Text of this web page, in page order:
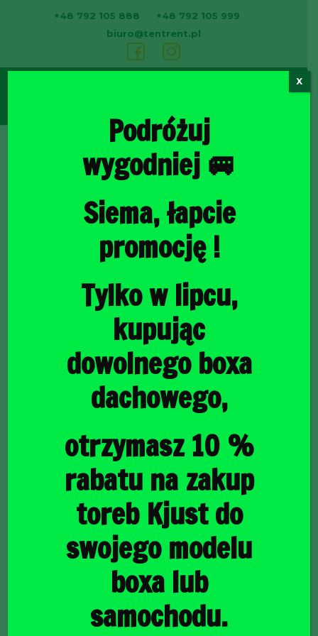
+48 792 105 888
+48 792 105 999
biuro@tentrent.pl
Torby do bagażnika
/ BMW 7L 2008-2015 TORBY DO
BAGAŻNIKA 4 SZT
BMW 7L 2008-2015
TORBY DO BAGAŻNIKA
4 SZT
1230,00zł
Podróżuj
wygodniej 🚐
Siema, łapcie
promocję !
Tylko w lipcu,
kupując
dowolnego boxa
dachowego,
otrzymasz 10 %
rabatu na zakup
toreb Kjust do
swojego modelu
boxa lub
samochodu.
X